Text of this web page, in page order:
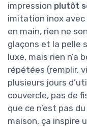
impression plutôt
imitation inox
en main, rien ne
glaçons et la pelle
luxe, mais rien n’a
répétées (remplir,
plusieurs jours
couvercle, pas de
que ce n’est pas
maison, ça inspire